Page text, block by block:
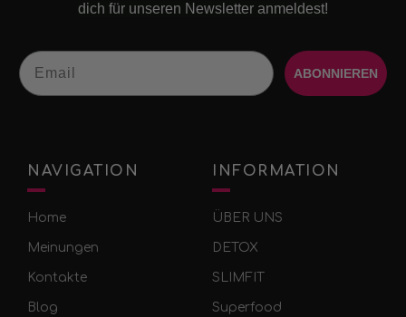
dich für unseren Newsletter anmeldest!
Email
ABONNIEREN
NAVIGATION
Home
Meinungen
Kontakte
Blog
INFORMATION
ÜBER UNS
DETOX
SLIMFIT
Superfood